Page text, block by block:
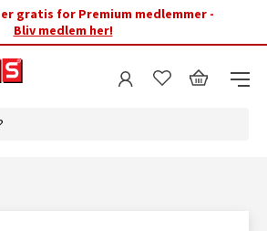
gratis for Premium medlemmer -
Bliv medlem her!